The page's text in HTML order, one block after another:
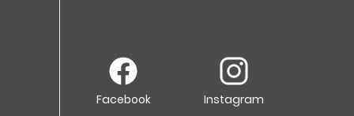
Facebook Instagram